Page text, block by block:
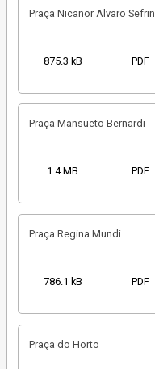
Praça Nicanor Alvaro Sefrin
875.3 kB PDF
Praça Mansueto Bernardi
1.4 MB PDF
Praça Regina Mundi
786.1 kB PDF
Praça do Horto